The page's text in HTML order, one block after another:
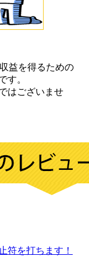
益を得るための
す。
はございませ
符を打ちます！